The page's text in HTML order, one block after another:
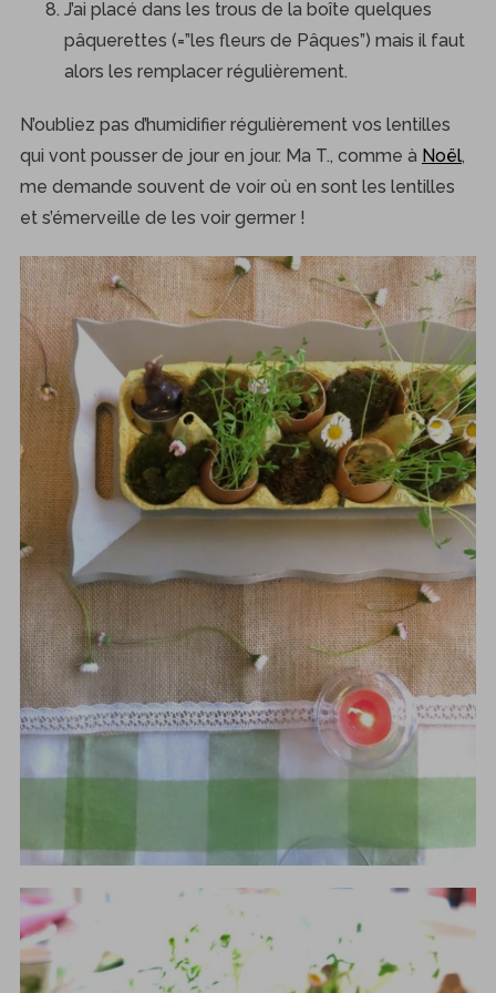
J’ai placé dans les trous de la boîte quelques
pâquerettes (=”les fleurs de Pâques”) mais il faut
alors les remplacer régulièrement.
N’oubliez pas d’humidifier régulièrement vos lentilles
qui vont pousser de jour en jour. Ma T., comme à Noël,
me demande souvent de voir où en sont les lentilles
et s’émerveille de les voir germer !